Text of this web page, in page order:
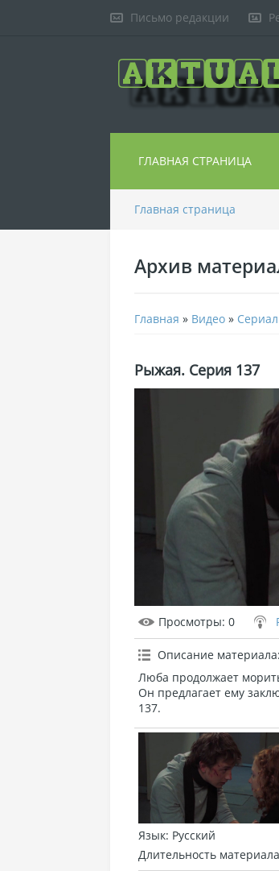
Письмо редакции
ГЛАВНАЯ СТРАНИЦА
Главная страница
Архив
Главная » Видео »
Рыжая. Серия 137
Просмотры: 0
Описание материала:
Люба продолжает
Он предлагает ему
137.
Язык: Русский
Длительность материала